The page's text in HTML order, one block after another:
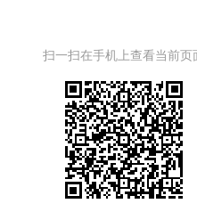
扫一扫在手机上查看当前页